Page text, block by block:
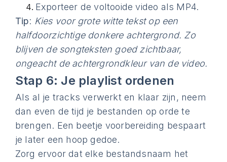
Exporteer de voltooide video als MP4.
Tip: Kies voor grote witte tekst op een
halfdoorzichtige donkere achtergrond. Zo
blijven de songteksten goed zichtbaar,
ongeacht de achtergrondkleur van de video.
Stap 6: Je playlist ordenen
Als al je tracks verwerkt en klaar zijn, neem
dan even de tijd je bestanden op orde te
brengen. Een beetje voorbereiding bespaart
je later een hoop gedoe.
Zorg ervoor dat elke bestandsnaam het